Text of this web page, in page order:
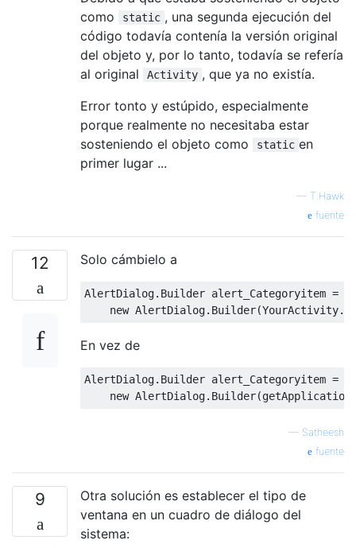
como
static , una segunda ejecución del
código todavía contenía la versión original
del objeto y, por lo tanto, todavía se refería
al original
Activity , que ya no existía.
Error tonto y estúpido, especialmente
porque realmente no necesitaba estar
sosteniendo el objeto como
static en
primer lugar ...
— T.Hawk
fuente
12 Solo cámbielo a
AlertDialog. Builder alert_Categoryitem =
new AlertDialog. Builder(YourActivity.
En vez de
AlertDialog. Builder alert_Categoryitem =
new AlertDialog. Builder(
— Satheesh
fuente
9
Otra solución es establecer el tipo de
ventana en un cuadro de diálogo del
sistema: